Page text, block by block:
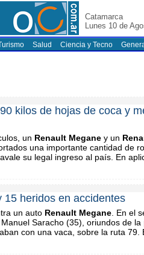
Catamarca
Lunes 10 de
Salud Ciencia y Tecno
kilos de hojas de coca y
un Renault Megane y un
una importante cantidad de
su legal ingreso al país. En
heridos en accidentes
un auto Renault Megane . En el
Saracho (35), oriundos de
con una vaca, sobre la ruta 79.